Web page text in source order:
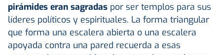
pirámides eran sagradas por ser templos para sus
líderes políticos y espirituales. La forma triangular
que forma una escalera abierta o una escalera
apoyada contra una pared recuerda a esas